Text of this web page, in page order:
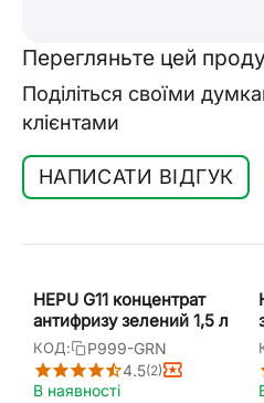
Перегляньте цей
Поділіться своїми
клієнтами
НАПИСАТИ ВІДГУК
HEPU G11 концентрат
антифризу зелений 1,5 л
КОД:
P999-GRN
4.5(2)
В наявності